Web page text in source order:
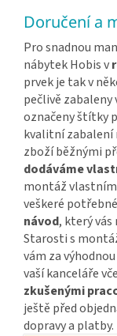
Doručení a
Pro snadnou
nábytek Hobis v
prvek je tak v
pečlivě
označeny štítky
kvalitní zabalení
zboží běžnými
dodáváme
montáž
veškeré potřebné
návod, který
Starosti s
vám za
vaší kanceláře
zkušenými
ještě před
dopravy a platby.